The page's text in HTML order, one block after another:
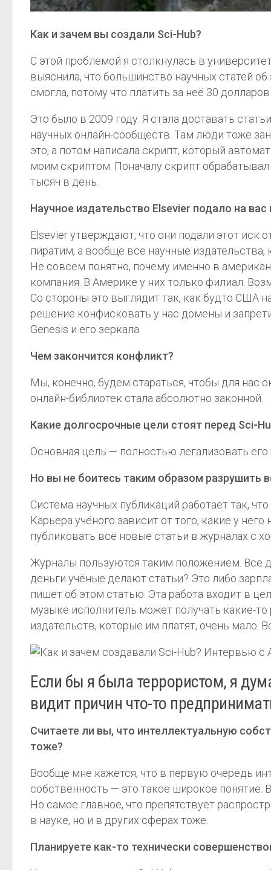
Как и зачем вы создали Sci-Hub?
С этой проблемой я столкнулась в
выяснила, что большинство научных статей
смогла, потому что платить за неё 30
Это было в 2009 году. Я стала доставать
научных онлайн-сообществ. Там люди тоже
это, а потом написала скрипт, который
моим скриптом. Поначалу скрипт
тысяч в день.
Научное издательство Elsevier подало на
Elsevier утверждают, что они подали этот иск
пиратим, а вообще все научные
Не совсем понятно, почему именно в
компания. В Америке у них только филиал.
Со стороны это выглядит так, как будто США
решение конфисковать у нас домены и
Genesis и его зеркала.
Чем закончится конфликт?
Мы, конечно, будем стараться, чтобы для нас
онлайн-библиотек стала абсолютно законной.
Какие долгосрочные цели стоят перед Sci-
Основная цель — полностью легализовать
Но вы не боитесь таким образом разрушить
Система научных публикаций работает так,
Карьера учёного зависит от того, какие у
публиковать всё новые статьи в журналах с
Журналы пользуются таким положением. Все
деньги учёные делают статьи? Это либо
пишет об этом статью. Эта работа входит в
музыке исполнитель может получать какие-
издательств, которые им платят, очень мало.
Если бы я была террористом, я
видит причин что-то
Считаете ли вы, что интеллектуальную
тоже?
Вообще мне кажется, что в первую очередь
собственность — это такое широкое понятие.
Но самое главное, что препятствует
в науке, но и в других сферах тоже.
Планируете как-то технически